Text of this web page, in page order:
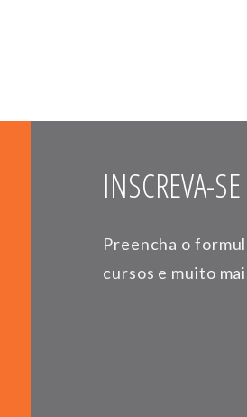
INSCREVA-
Preencha o
cursos e muito